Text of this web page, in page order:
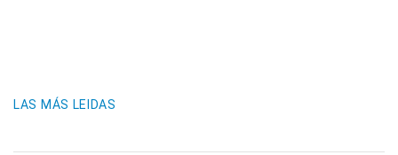
LAS MÁS LEIDAS